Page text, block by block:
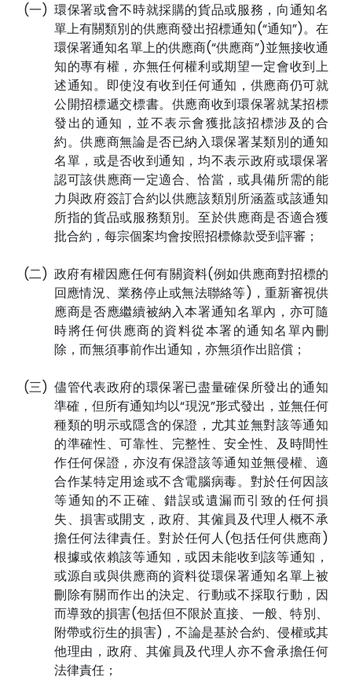
(一) 環保署或會不時就採購的貨品或服務，向通知名
單上有關類別的供應商發出招標通知(“通知”)。在
環保署通知名單上的供應商(“供應商”)並無接收通
知的專有權，亦無任何權利或期望一定會收到上
述通知。即使沒有收到任何通知，供應商仍可就
公開招標遞交標書。供應商收到環保署就某招標
發出的通知，並不表示會獲批該招標涉及的合
約。供應商無論是否已納入環保署某類別的通知
名單，或是否收到通知，均不表示政府或環保署
認可該供應商一定適合、恰當，或具備所需的能
力與政府簽訂合約以供應該類別所涵蓋或該通知
所指的貨品或服務類別。至於供應商是否適合獲
批合約，每宗個案均會按照招標條款受到評審；
(二) 政府有權因應任何有關資料(例如供應商對招標的
回應情況、業務停止或無法聯絡等)，重新審視供
應商是否應繼續被納入本署通知名單內，亦可隨
時將任何供應商的資料從本署的通知名單內刪
除，而無須事前作出通知，亦無須作出賠償；
(三) 儘管代表政府的環保署已盡量確保所發出的通知
準確，但所有通知均以“現況”形式發出，並無任何
種類的明示或隱含的保證，尤其並無對該等通知
的準確性、可靠性、完整性、安全性、及時間性
作任何保證，亦沒有保證該等通知並無侵權、適
合作某特定用途或不含電腦病毒。對於任何因該
等通知的不正確、錯誤或遺漏而引致的任何損
失、損害或開支，政府、其僱員及代理人概不承
擔任何法律責任。對於任何人(包括任何供應商)
根據或依賴該等通知，或因未能收到該等通知，
或源自或與供應商的資料從環保署通知名單上被
刪除有關而作出的決定、行動或不採取行動，因
而導致的損害(包括但不限於直接、一般、特別、
附帶或衍生的損害)，不論是基於合約、侵權或其
他理由，政府、其僱員及代理人亦不會承擔任何
法律責任；